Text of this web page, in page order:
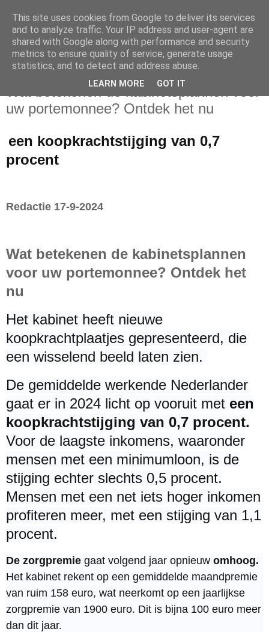
dinsdag 17 september 2024
Wat betekenen de kabinetsplannen voor
uw portemonnee? Ontdek het nu
een koopkrachtstijging van 0,7
procent
Redactie 17-9-2024
Wat betekenen de kabinetsplannen
voor uw portemonnee? Ontdek het
nu
Het kabinet heeft nieuwe
koopkrachtplaatjes gepresenteerd, die
een wisselend beeld laten zien.
De gemiddelde werkende Nederlander
gaat er in 2024 licht op vooruit met een
koopkrachtstijging van 0,7 procent.
Voor de laagste inkomens, waaronder
mensen met een minimumloon, is de
stijging echter slechts 0,5 procent.
Mensen met een net iets hoger inkomen
profiteren meer, met een stijging van 1,1
procent.
De zorgpremie gaat volgend jaar opnieuw omhoog.
Het kabinet rekent op een gemiddelde maandpremie
van ruim 158 euro, wat neerkomt op een jaarlijkse
zorgpremie van 1900 euro. Dit is bijna 100 euro meer
dan dit jaar.
This site uses cookies from Google to deliver its services
and to analyze traffic. Your IP address and user-agent are
shared with Google along with performance and security
metrics to ensure quality of service, generate usage
statistics, and to detect and address abuse.
LEARN MORE GOT IT